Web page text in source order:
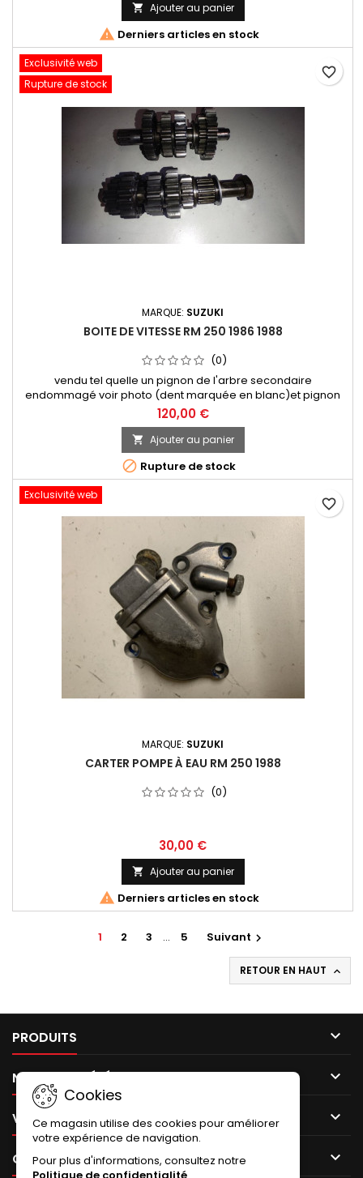
 Ajouter au panier
 Derniers articles en stock
Exclusivité web
Rupture de stock
MARQUE: SUZUKI
BOITE DE VITESSE RM 250 1986 1988
(0)
vendu tel quelle un pignon de l'arbre secondaire
endommagé voir photo (dent marquée en blanc)et pignon
de 2 de l'arbre primaire dent légèrement marquée
120,00 €
 Ajouter au panier
 Rupture de stock
favorite_border
Exclusivité web
MARQUE: SUZUKI
CARTER POMPE À EAU RM 250 1988
(0)
30,00 €
 Ajouter au panier
 Derniers articles en stock
favorite_border
1 2 3 … 5 Suivant 
RETOUR EN HAUT 
PRODUITS 
NOTRE SOCIÉTÉ 
VOTRE COMPTE 
CONTACT 
Cookies
Ce magasin utilise des cookies pour améliorer
votre expérience de navigation.
Pour plus d'informations, consultez notre